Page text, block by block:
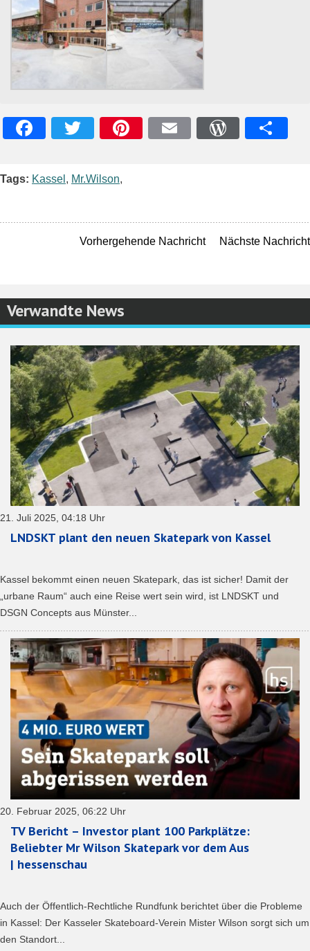
Tags: Kassel , Mr.Wilson,
Vorhergehende Nachricht Nächste Nachricht
Verwandte News
21. Juli 2025, 04:18 Uhr
LNDSKT plant den neuen Skatepark von Kassel
Kassel bekommt einen neuen Skatepark, das ist sicher! Damit der
„urbane Raum“ auch eine Reise wert sein wird, ist LNDSKT und
DSGN Concepts aus Münster...
20. Februar 2025, 06:22 Uhr
TV Bericht – Investor plant 100 Parkplätze:
Beliebter Mr Wilson Skatepark vor dem Aus
| hessenschau
Auch der Öffentlich-Rechtliche Rundfunk berichtet über die Probleme
in Kassel: Der Kasseler Skateboard-Verein Mister Wilson sorgt sich um
den Standort...